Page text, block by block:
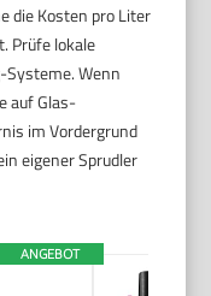
die Kosten pro Liter
Prüfe lokale
Wenn
auf Glas-
im Vordergrund
eigener Sprudler
ANGEBOT